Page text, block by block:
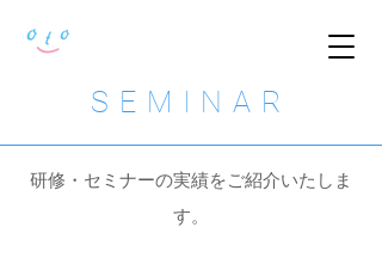
SEMINAR
研修・セミナーの実績をご紹介いたしま
す。